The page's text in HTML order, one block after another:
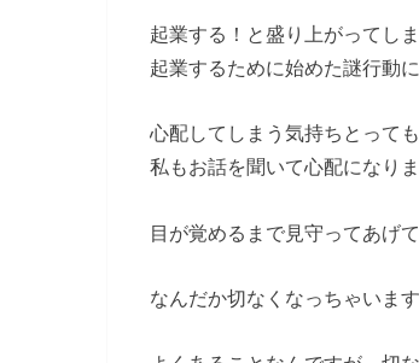
起業する！ と盛り上がってし
起業するために始めた謎行動
心配してしまう気持ちとって
私もお話を聞いて心配になり
目が覚めるまで見守ってあげ
なんだか切なくなっちゃいます